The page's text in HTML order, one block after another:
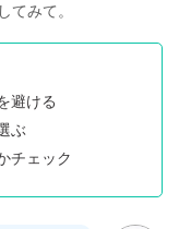
てみて。
避ける
ぶ
チェック